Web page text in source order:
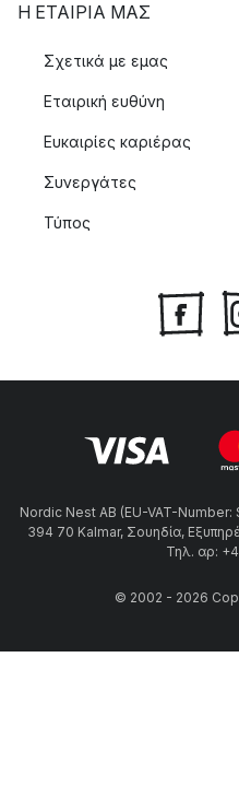
Η ΕΤΑΊΡΙΑ ΜΑΣ
Σχετικά με εμας
Εταιρική ευθύνη
Ευκαιρίες καριέρας
Συνεργάτες
Τύπος
Nordic Nest AB (EU-VAT-
394 70 Kalmar, Σουηδία,
Τηλ. αρ:
© 2002 - 2026